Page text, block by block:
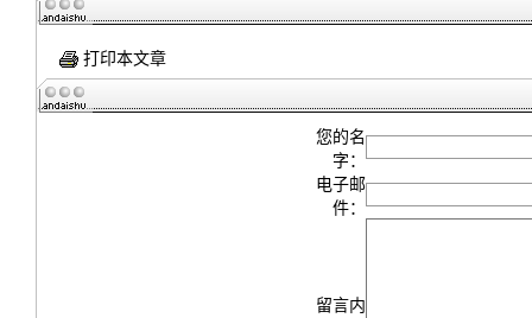
打印本文章
您的名
字：
电子邮
件：
留言内